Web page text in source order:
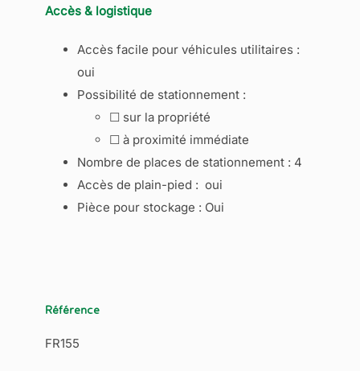
Accès & logistique
Accès facile pour véhicules utilitaires :
oui
Possibilité de stationnement :
☐ sur la propriété
☐ à proximité immédiate
Nombre de places de stationnement : 4
Accès de plain-pied : oui
Pièce pour stockage : Oui
Référence
FR155